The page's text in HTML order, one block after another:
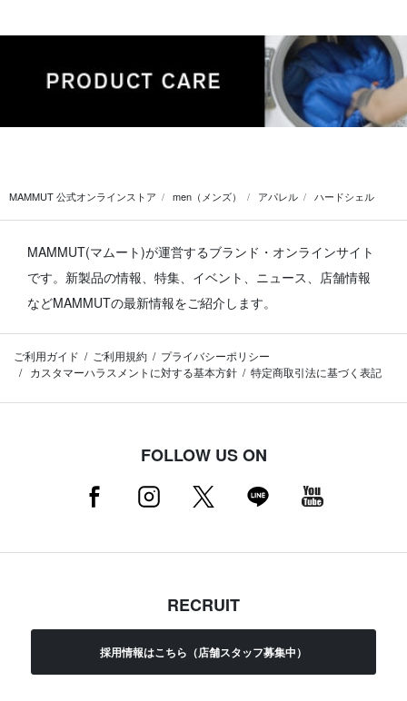
MAMMUT 公式オンラインストア men（メンズ） アパレル ハードシェル
MAMMUT(マムート)が運営するブランド・オンラインサイト
です。 新製品の情報、特集、イベント、ニュース、店舗情報
などMAMMUTの最新情報をご紹介します。
ご利用ガイド ご利用規約
プライバシーポリシー
カスタマーハラスメントに対する基本方針
特定商取引法に基づく表記
FOLLOW US ON
RECRUIT
採用情報はこちら（店舗スタッフ募集中）